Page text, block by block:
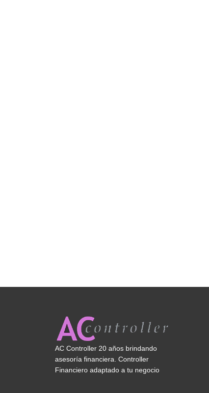
AC Controller 20 años brindando
asesoría financiera. Controller
Financiero adaptado a tu negocio